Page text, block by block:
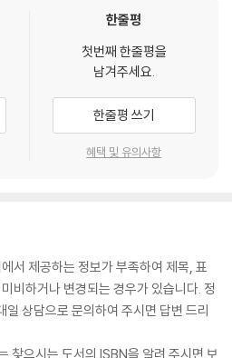
한줄평
첫번째 한줄평을
남겨주세요.
한줄평 쓰기
혜택 및 유의사항
서 제공하는 정보가 부족하여 제목, 표
비하거나 변경되는 경우가 있습니다. 정
상담으로 문의하여 주시면 답변 드리
찾으시는 도서의 ISBN을 알려 주시면 보